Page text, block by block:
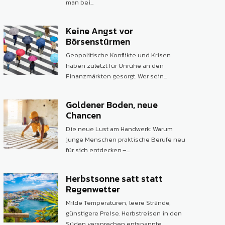
man bei...
Keine Angst vor
Börsenstürmen
Geopolitische Konflikte und Krisen
haben zuletzt für Unruhe an den
Finanzmärkten gesorgt. Wer sein...
Goldener Boden, neue
Chancen
Die neue Lust am Handwerk: Warum
junge Menschen praktische Berufe neu
für sich entdecken –...
Herbstsonne satt statt
Regenwetter
Milde Temperaturen, leere Strände,
günstigere Preise. Herbstreisen in den